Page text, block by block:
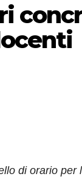
di orario